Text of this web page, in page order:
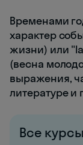
Временами
характер
жизни) или
(весна
выражения,
литературе и
Все